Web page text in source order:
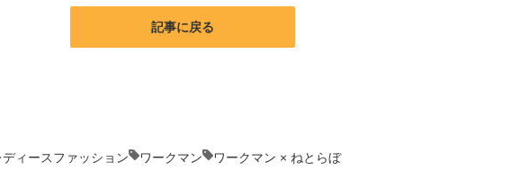
記事に戻る
ディースファッション ワークマン ワークマン × ねとらぼ